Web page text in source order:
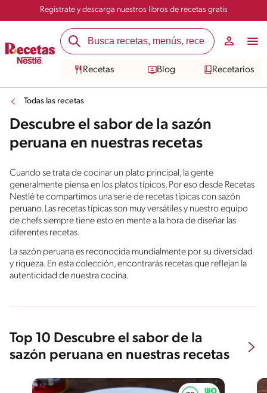
Registrate y descarga nuestros libros de recetas gratis
Recetas Blog Recetarios
Todas las recetas
Descubre el sabor de la sazón
peruana en nuestras recetas
Cuando se trata de cocinar un plato principal, la gente
generalmente piensa en los platos típicos. Por eso desde Recetas
Nestlé te compartimos una serie de recetas típicas con sazón
peruano. Las recetas típicas son muy versátiles y nuestro equipo
de chefs siempre tiene esto en mente a la hora de diseñar las
diferentes recetas.
La sazón peruana es reconocida mundialmente por su diversidad
y riqueza. En esta colección, encontrarás recetas que reflejan la
autenticidad de nuestra cocina.
Top 10 Descubre el sabor de la
sazón peruana en nuestras recetas